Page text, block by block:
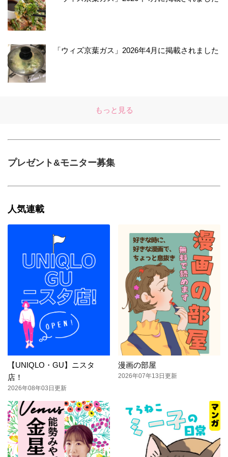
「ウィズ京葉ガス」2026年4月に掲載されました
もっと見る
プレゼント&モニター募集
人気連載
【UNIQLO・GU】ニスタ
店！
2026年08年03日更新
漫画の部屋
2026年07年13日更新